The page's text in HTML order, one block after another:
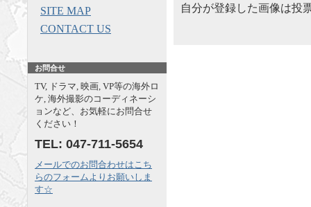
自分が登録した画像は投
SITE MAP
CONTACT US
お問合せ
TV, ドラマ, 映画, VP等の海外ロ
ケ, 海外撮影のコーディネーシ
ョンなど、お気軽にお問合せ
ください！
TEL: 047-711-5654
メールでのお問合わせはこち
らのフォームよりお願いしま
す☆